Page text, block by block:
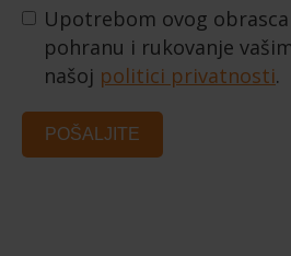
Upotrebom ovog
pohranu i rukovanje
našoj politici privatnosti.
POŠALJITE